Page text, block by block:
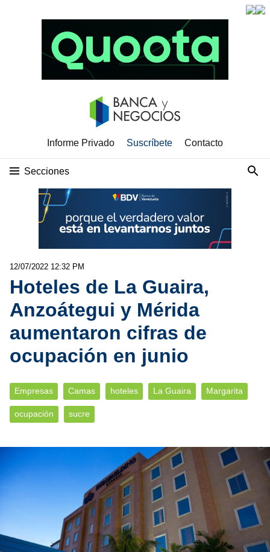
Informe Privado Suscríbete Contacto
Secciones
12/07/2022 12:32 PM
Hoteles de La Guaira,
Anzoátegui y Mérida
aumentaron cifras de
ocupación en junio
Empresas Camas hoteles La Guaira Margarita
ocupación sucre